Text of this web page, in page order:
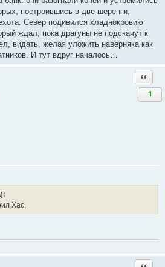
построившись в две шеренги,
Север подивился хладнокровию
ждал, пока драгуны не подскачут к
видать, желая уложить наверняка как
И тут вдруг началось…
1
Хас,